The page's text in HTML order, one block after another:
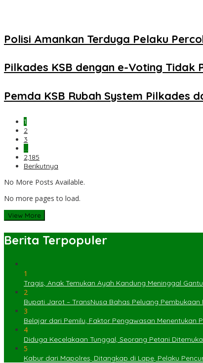
Polisi Amankan Terduga Pelaku
Pilkades KSB dengan e-Voting Tidak
Pemda KSB Rubah System Pilkades
1
2
3
…
2,185
Berikutnya
No More Posts Available.
No more pages to load.
View More
Berita Terpopuler
1
Tragis, Anak Temukan Ayah Kandung Meninggal
2
Bupati Jarot – TransNusa Bahas Peluang
3
Belajar dari Pemilu, Faktor Pengawasan Menentukan
4
Diduga Kecelakaan Tunggal, Seorang Petani
5
Kabur dari Mapolres, Ditangkap di Lape, Pelaku